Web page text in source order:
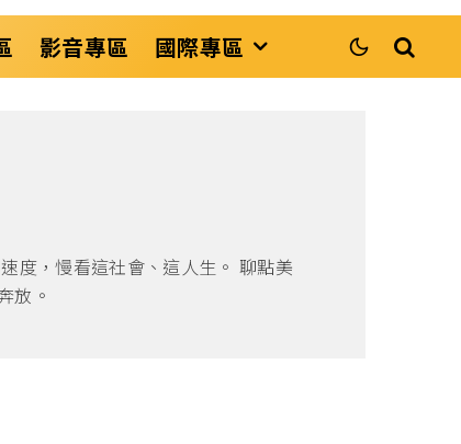
影音專區 國際專區
度，慢看這社會、這人生。 聊點美
放。